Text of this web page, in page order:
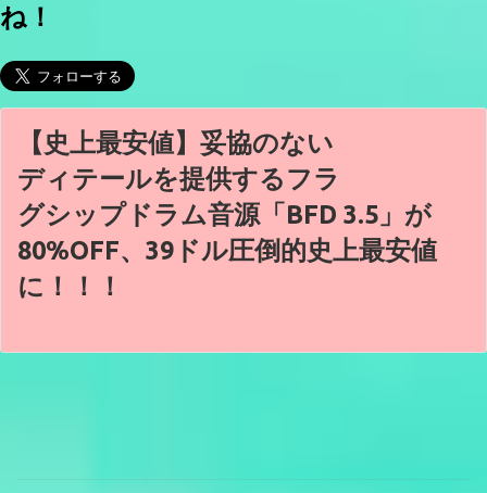
ね！
【史上最安値】妥協のない
ディテールを提供するフラ
グシップドラム音源「BFD 3.5」が
80%OFF、39ドル圧倒的史上最安値
に！！！